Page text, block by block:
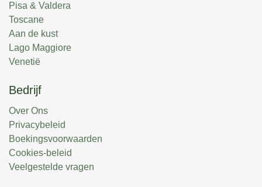
Pisa & Valdera
Toscane
Aan de kust
Lago Maggiore
Venetië
Bedrijf
Over Ons
Privacybeleid
Boekingsvoorwaarden
Cookies-beleid
Veelgestelde vragen